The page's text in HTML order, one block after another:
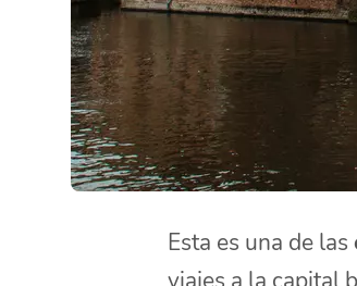
Esta es una de las